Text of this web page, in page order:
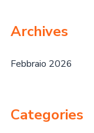
Archives
Febbraio 2026
Categories